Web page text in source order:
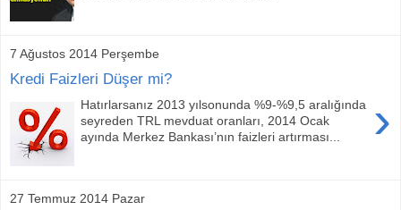
7 Ağustos 2014 Perşembe
Kredi Faizleri Düşer mi?
›
Hatırlarsanız 2013 yılsonunda %9-%9,5 aralığında
seyreden TRL mevduat oranları, 2014 Ocak
ayında Merkez Bankası’nın faizleri artırması...
27 Temmuz 2014 Pazar